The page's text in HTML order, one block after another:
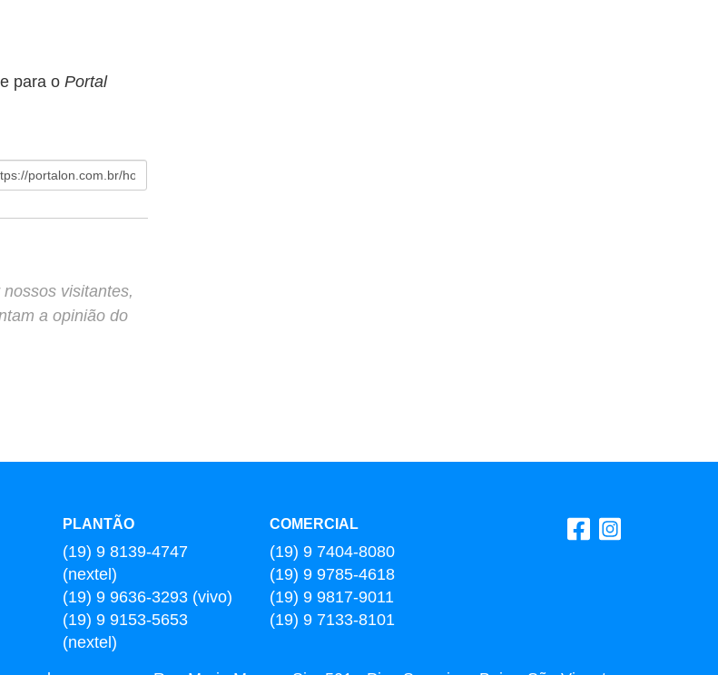
para o Portal
visitantes,
a opinião do
PLANTÃO
(19) 9 8139-4747
(nextel)
(19) 9 9636-3293 (vivo)
(19) 9 9153-5653
(nextel)
COMERCIAL
(19) 9 7404-8080
(19) 9 9785-4618
(19) 9 9817-9011
(19) 9 7133-8101